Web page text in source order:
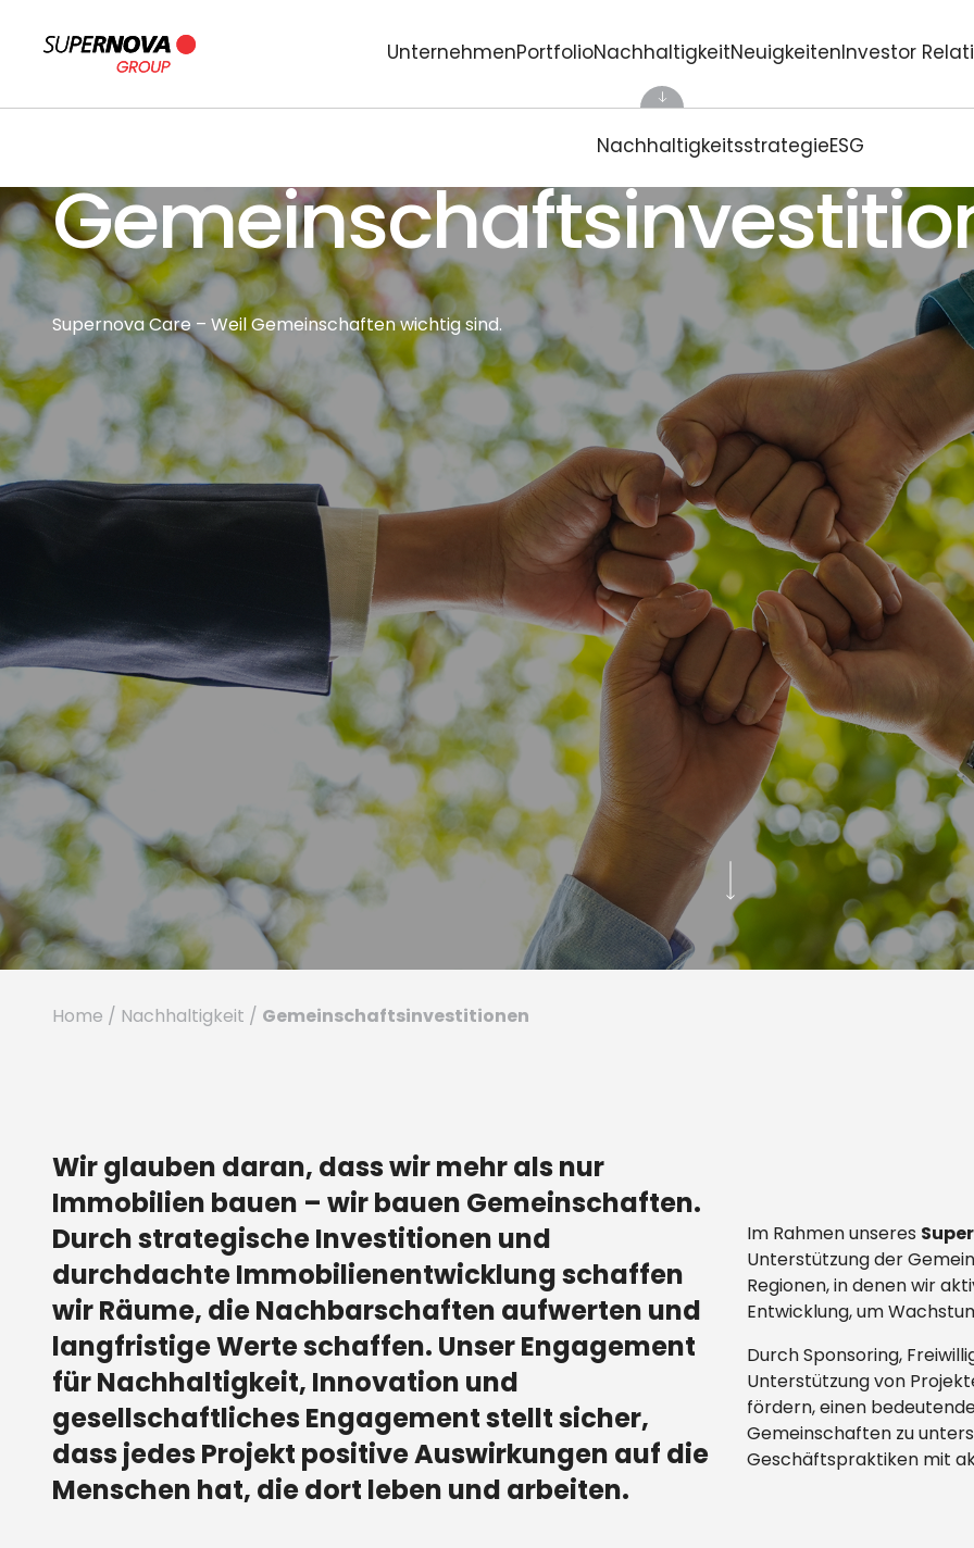
UnternehmenPortfolioNachhaltigkeit
NachhaltigkeitsstrategieESG
NeuigkeitenInvestor
Supernova Care – Weil Gemeinschaften wichtig sind.
Home / Nachhaltigkeit / Gemeinschaftsinvestitionen
Wir glauben daran, dass wir mehr als nur
Immobilien bauen – wir bauen Gemeinschaften.
Durch strategische Investitionen und
durchdachte Immobilienentwicklung schaffen
wir Räume, die Nachbarschaften aufwerten und
langfristige Werte schaffen. Unser Engagement
für Nachhaltigkeit, Innovation und
gesellschaftliches Engagement stellt sicher,
dass jedes Projekt positive Auswirkungen auf die
Menschen hat, die dort leben und arbeiten.
Im Rahmen unseres
Unterstützung der
Regionen, in denen wir
Entwicklung, um
Durch Sponsoring,
Unterstützung von
fördern, einen
Gemeinschaften zu
Geschäftspraktiken mit